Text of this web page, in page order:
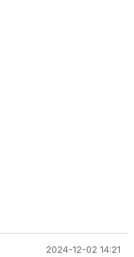
2024-12-02 14:21